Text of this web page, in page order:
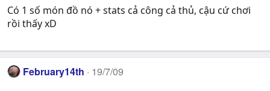
Có 1 số món đồ nó + stats cả công cả thủ, cậu cứ chơi
rồi thấy xD
February14th 19/7/09